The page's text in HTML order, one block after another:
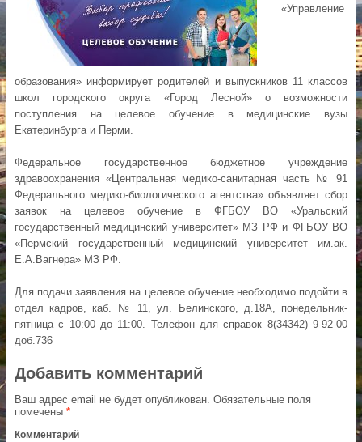
«Управление
образования» информирует родителей и выпускников 11 классов
школ городского округа «Город Лесной» о возможности
поступления на целевое обучение в медицинские вузы
Екатеринбурга и Перми.
Федеральное государственное бюджетное учреждение
здравоохранения «Центральная медико-санитарная часть № 91
Федерального медико-биологического агентства» объявляет сбор
заявок на целевое обучение в ФГБОУ ВО «Уральский
государственный медицинский университет» МЗ РФ и ФГБОУ ВО
«Пермский государственный медицинский университет им.ак.
Е.А.Вагнера» МЗ РФ.
Для подачи заявления на целевое обучение необходимо подойти в
отдел кадров, каб. № 11, ул. Белинского, д.18А, понедельник-
пятница с 10:00 до 11:00. Телефон для справок 8(34342) 9-92-00
доб.736
Добавить комментарий
Ваш адрес email не будет опубликован. Обязательные поля
помечены *
Комментарий